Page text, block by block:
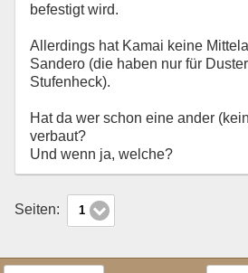
befestigt wird.
Allerdings hat Kamai keine
Sandero (die haben nur für
Stufenheck).
Hat da wer schon eine ander
verbaut?
Und wenn ja, welche?
Seiten: 1